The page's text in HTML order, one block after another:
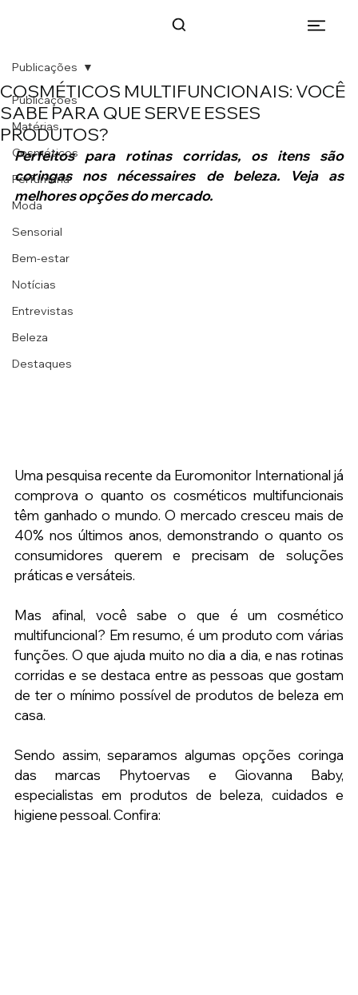
Publicações
Matérias
Cosméticos
Perfumaria
Moda
Sensorial
Bem-estar
Notícias
Entrevistas
Beleza
Destaques
Publicações
COSMÉTICOS MULTIFUNCIONAIS: VOCÊ
SABE PARA QUE SERVE ESSES
PRODUTOS?
Perfeitos para rotinas corridas, os itens são
coringas nos nécessaires de beleza. Veja as
melhores opções do mercado.
Uma pesquisa recente da Euromonitor International já
comprova o quanto os cosméticos multifuncionais
têm ganhado o mundo. O mercado cresceu mais de
40% nos últimos anos, demonstrando o quanto os
consumidores querem e precisam de soluções
práticas e versáteis.
Mas afinal, você sabe o que é um cosmético
multifuncional? Em resumo, é um produto com várias
funções. O que ajuda muito no dia a dia, e nas rotinas
corridas e se destaca entre as pessoas que gostam
de ter o mínimo possível de produtos de beleza em
casa.
Sendo assim, separamos algumas opções coringa
das marcas Phytoervas e Giovanna Baby,
especialistas em produtos de beleza, cuidados e
higiene pessoal. Confira: